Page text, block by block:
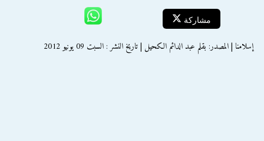
مشاركة
إسلامنا | المصدر: بقلم عبد الدائم الكحيل | تاريخ النشر : السبت 09 يونيو 2012